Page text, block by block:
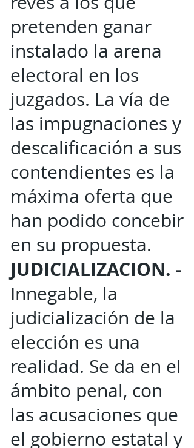
pretenden ganar
instalado la arena
electoral en los
juzgados. La vía de
las impugnaciones y
descalificación a sus
contendientes es la
máxima oferta que
han podido concebir
en su propuesta.
JUDICIALIZACION. -
Innegable, la
judicialización de la
elección es una
realidad. Se da en el
ámbito penal, con
las acusaciones que
el gobierno estatal y